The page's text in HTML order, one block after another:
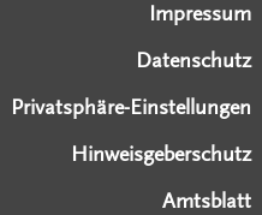
Impressum
Datenschutz
Privatsphäre-Einstellungen
Hinweisgeberschutz
Amtsblatt